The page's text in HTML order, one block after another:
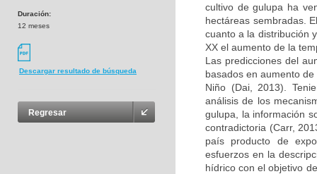
Duración:
12 meses
Descargar resultado de búsqueda
Regresar
cultivo de gulupa ha
hectáreas sembradas.
cuanto a la distribución
XX el aumento de la
Las predicciones del
basados en aumento
Niño (Dai, 2013).
análisis de los
gulupa, la información
contradictoria (Carr,
país producto de
esfuerzos en la
hídrico con el objetivo